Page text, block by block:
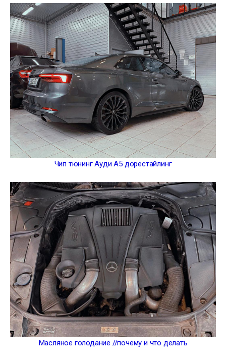
Чип тюнинг Ауди А5 дорестайлинг
Масляное голодание //почему и что делать